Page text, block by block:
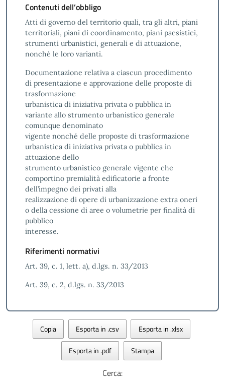
Contenuti dell’obbligo
Atti di governo del territorio quali, tra gli altri, piani
territoriali, piani di coordinamento, piani paesistici,
strumenti urbanistici, generali e di attuazione,
nonché le loro varianti.
Documentazione relativa a ciascun procedimento
di presentazione e approvazione delle proposte di
trasformazione
urbanistica di iniziativa privata o pubblica in
variante allo strumento urbanistico generale
comunque denominato
vigente nonché delle proposte di trasformazione
urbanistica di iniziativa privata o pubblica in
attuazione dello
strumento urbanistico generale vigente che
comportino premialità edificatorie a fronte
dell’impegno dei privati alla
realizzazione di opere di urbanizzazione extra oneri
o della cessione di aree o volumetrie per finalità di
pubblico
interesse.
Riferimenti normativi
Art. 39, c. 1, lett. a), d.lgs. n. 33/2013
Art. 39, c. 2, d.lgs. n. 33/2013
Copia Esporta in .csv Esporta in .xlsx
Esporta in .pdf Stampa
Cerca: